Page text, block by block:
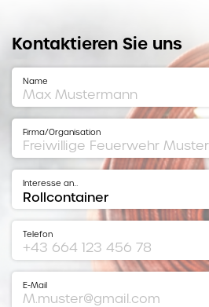
Kontaktieren Sie uns
Name
Firma/Organisation
Interesse an…
Telefon
E-Mail